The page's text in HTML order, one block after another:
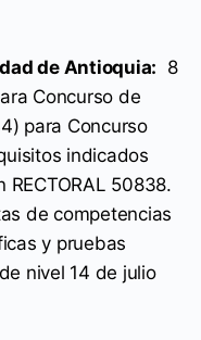
de Antioquia: 8
Concurso de
para Concurso
indicados
RECTORAL 50838.
de competencias
y pruebas
nivel 14 de julio